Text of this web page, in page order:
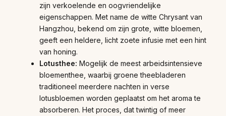
zijn verkoelende en oogvriendelijke
eigenschappen. Met name de witte Chrysant van
Hangzhou, bekend om zijn grote, witte bloemen,
geeft een heldere, licht zoete infusie met een hint
van honing.
Lotusthee: Mogelijk de meest arbeidsintensieve
bloementhee, waarbij groene theebladeren
traditioneel meerdere nachten in verse
lotusbloemen worden geplaatst om het aroma te
absorberen. Het proces, dat twintig of meer